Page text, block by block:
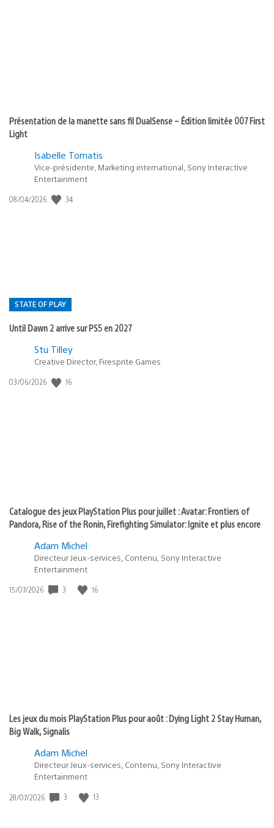
Présentation de la manette sans fil DualSense – Édition limitée 007 First
Light
Isabelle Tomatis
Vice-présidente, Marketing international, Sony Interactive
Entertainment
Date
08/04/2026 34
STATE OF PLAY
Until Dawn 2 arrive sur PS5 en 2027
Postée
:
Stu Tilley
Creative Director, Firesprite Games
Date
03/06/2026 16
Catalogue des jeux PlayStation Plus pour juillet : Avatar: Frontiers of
Pandora, Rise of the Ronin, Firefighting Simulator: Ignite et plus encore
Adam Michel
Directeur Jeux-services, Contenu, Sony Interactive
Entertainment
Date
15/07/2026 3 16
Les jeux du mois PlayStation Plus pour août : Dying Light 2 Stay Human,
Big Walk, Signalis
Adam Michel
Directeur Jeux-services, Contenu, Sony Interactive
Entertainment
Date
28/07/2026 3 13